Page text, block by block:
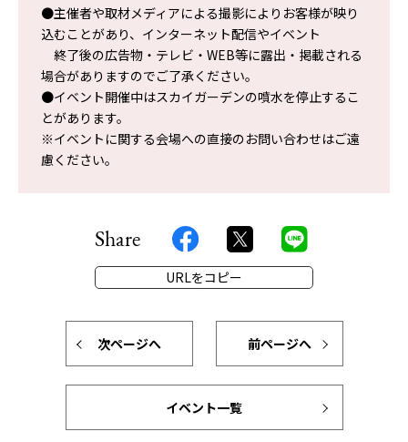
●主催者や取材メディアによる撮影によりお客様が映り
込むことがあり、インターネット配信やイベント
終了後の広告物・テレビ・WEB等に露出・掲載される
場合がありますのでご了承ください。
●イベント開催中はスカイガーデンの噴水を停止するこ
とがあります。
※イベントに関する会場への直接のお問い合わせはご遠
慮ください。
Share
URLをコピー
次ページへ 前ページへ
イベント一覧